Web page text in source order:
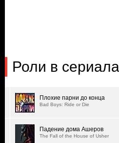
Роли в
Плохие парни до конца
Bad Boys: Ride or Die
Падение дома Ашеров
The Fall of the House of Usher